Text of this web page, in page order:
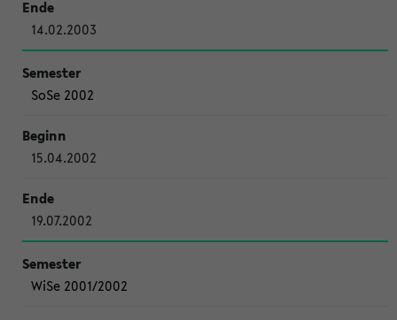
14.02.2003
SoSe 2002
15.04.2002
19.07.2002
WiSe 2001/2002